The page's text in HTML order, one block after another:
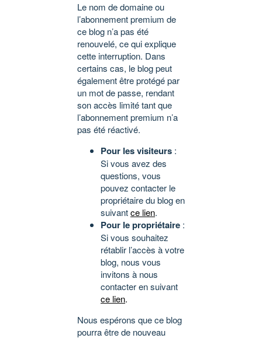
Le nom de domaine ou
l’abonnement premium de
ce blog n’a pas été
renouvelé, ce qui explique
cette interruption. Dans
certains cas, le blog peut
également être protégé par
un mot de passe, rendant
son accès limité tant que
l’abonnement premium n’a
pas été réactivé.
Pour les visiteurs :
Si vous avez des
questions, vous
pouvez contacter le
propriétaire du blog en
suivantce lien.
Pour le propriétaire :
Si vous souhaitez
rétablir l’accès à votre
blog, nous vous
invitons à nous
contacter en suivant
ce lien.
Nous espérons que ce blog
pourra être de nouveau